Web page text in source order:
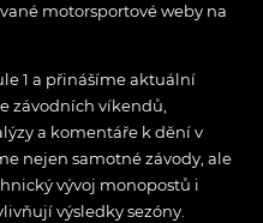
motorsportové weby na
1 a přinášíme aktuální
závodních víkendů,
a komentáře k dění v
nejen samotné závody, ale
vývoj monopostů i
výsledky sezóny.